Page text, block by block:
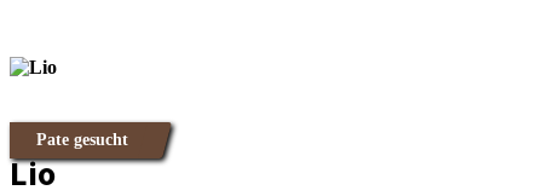
Pate gesucht
Lio